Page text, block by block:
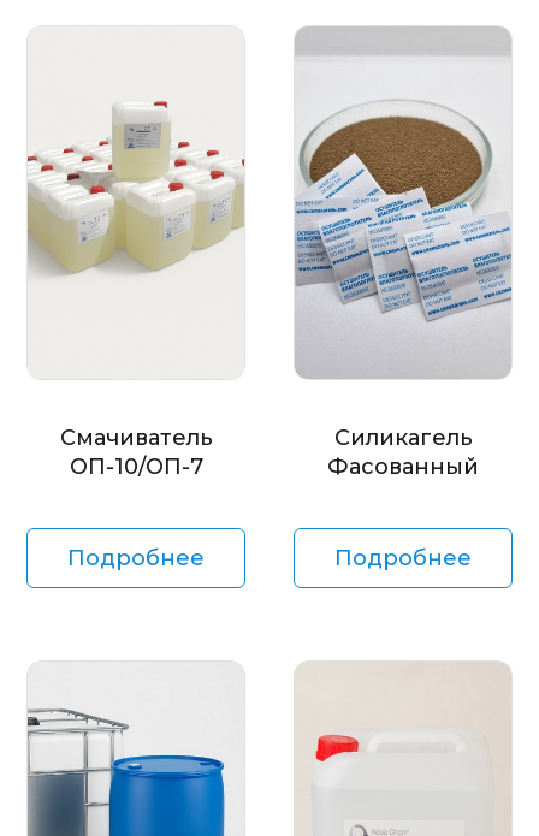
Смачиватель
ОП-10/ОП-7
Подробнее
Силикагель
Фасованный
Подробнее